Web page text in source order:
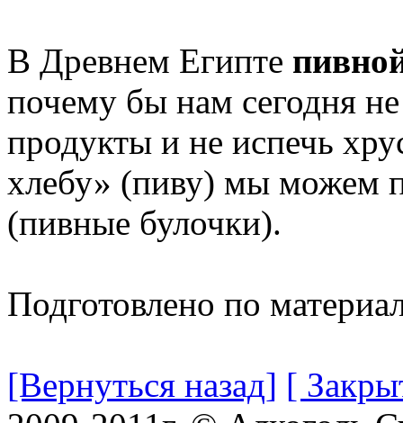
В Древнем Египте
почему бы нам сегодня
продукты и не испечь
хлебу» (пиву) мы можем
(пивные булочки).
Подготовлено по
[Вернуться назад] [